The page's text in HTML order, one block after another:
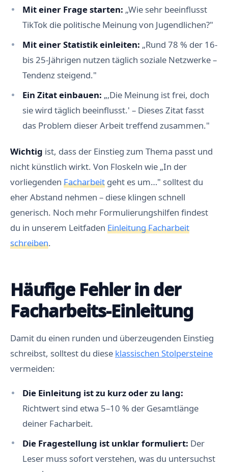
Mit einer Frage starten: „Wie sehr beeinflusst
TikTok die politische Meinung von Jugendlichen?"
Mit einer Statistik einleiten: „Rund 78 % der 16-
bis 25-Jährigen nutzen täglich soziale Netzwerke –
Tendenz steigend."
Ein Zitat einbauen: „‚Die Meinung ist frei, doch
sie wird täglich beeinflusst.' – Dieses Zitat fasst
das Problem dieser Arbeit treffend zusammen."
Wichtig ist, dass der Einstieg zum Thema passt und
nicht künstlich wirkt. Von Floskeln wie „In der
vorliegenden Facharbeit geht es um…" solltest du
eher Abstand nehmen – diese klingen schnell
generisch. Noch mehr Formulierungshilfen findest
du in unserem Leitfaden Einleitung Facharbeit
schreiben.
Häufige Fehler in der
Facharbeits-Einleitung
Damit du einen runden und überzeugenden Einstieg
schreibst, solltest du diese klassischen Stolpersteine
vermeiden:
Die Einleitung ist zu kurz oder zu lang:
Richtwert sind etwa 5–10 % der Gesamtlänge
deiner Facharbeit.
Die Fragestellung ist unklar formuliert: Der
Leser muss sofort verstehen, was du untersuchst